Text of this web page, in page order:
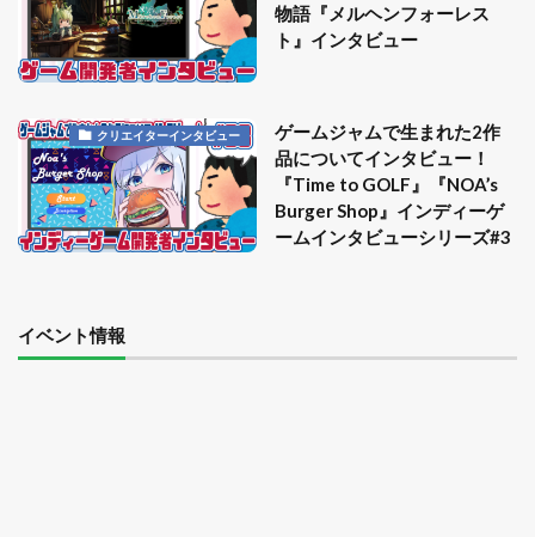
物語『メルヘンフォーレス
ト』インタビュー
クリエイターインタビュー
ゲームジャムで生まれた2作
品についてインタビュー！
『Time to GOLF』『NOA’s
Burger Shop』インディーゲ
ームインタビューシリーズ#3
イベント情報